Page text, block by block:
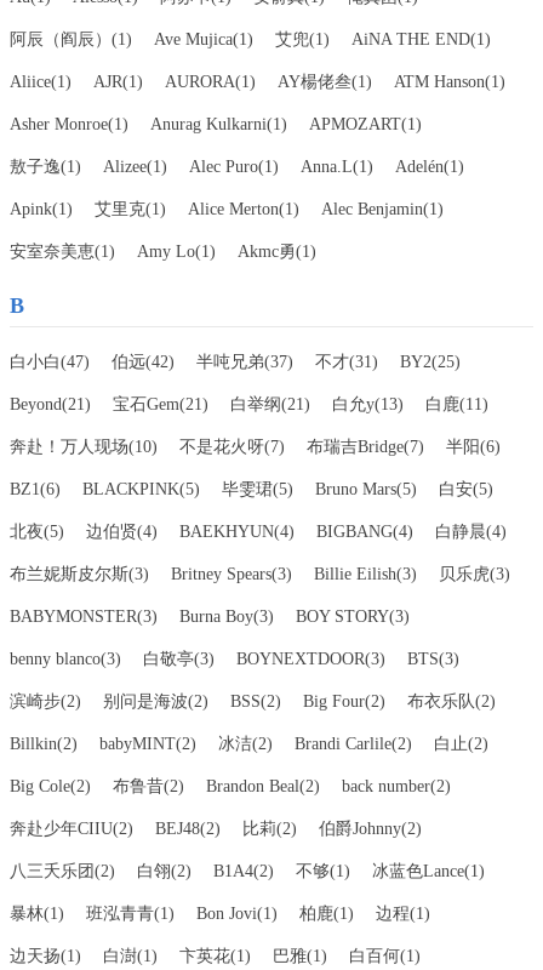
阿辰（阎辰）(1) Ave Mujica(1) 艾兜(1) AiNA THE END(1)
Aliice(1) AJR(1) AURORA(1) AY楊佬叁(1) ATM Hanson(1)
Asher Monroe(1) Anurag Kulkarni(1) APMOZART(1)
敖子逸(1) Alizee(1) Alec Puro(1) Anna.L(1) Adelén(1)
Apink(1) 艾里克(1) Alice Merton(1) Alec Benjamin(1)
安室奈美恵(1) Amy Lo(1) Akmc勇(1)
B
白小白(47) 伯远(42) 半吨兄弟(37) 不才(31) BY2(25)
Beyond(21) 宝石Gem(21) 白举纲(21) 白允y(13) 白鹿(11)
奔赴！万人现场(10) 不是花火呀(7) 布瑞吉Bridge(7) 半阳(6)
BZ1(6) BLACKPINK(5) 毕雯珺(5) Bruno Mars(5) 白安(5)
北夜(5) 边伯贤(4) BAEKHYUN(4) BIGBANG(4) 白静晨(4)
布兰妮斯皮尔斯(3) Britney Spears(3) Billie Eilish(3) 贝乐虎(3)
BABYMONSTER(3) Burna Boy(3) BOY STORY(3)
benny blanco(3) 白敬亭(3) BOYNEXTDOOR(3) BTS(3)
滨崎步(2) 别问是海波(2) BSS(2) Big Four(2) 布衣乐队(2)
Billkin(2) babyMINT(2) 冰洁(2) Brandi Carlile(2) 白止(2)
Big Cole(2) 布鲁昔(2) Brandon Beal(2) back number(2)
奔赴少年CIIU(2) BEJ48(2) 比莉(2) 伯爵Johnny(2)
八三夭乐团(2) 白翎(2) B1A4(2) 不够(1) 冰蓝色Lance(1)
暴林(1) 班泓青青(1) Bon Jovi(1) 柏鹿(1) 边程(1)
边天扬(1) 白澍(1) 卞英花(1) 巴雅(1) 白百何(1)